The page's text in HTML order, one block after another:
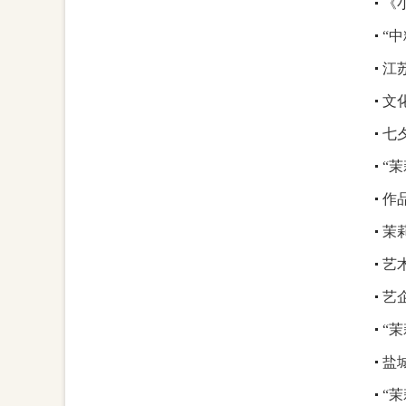
“
江
文
七
“
作
茉
艺
艺
“
盐
“